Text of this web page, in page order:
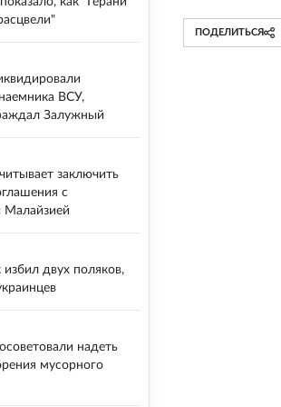
ПОДЕЛИТЬСЯ
ВСУ,
Залужный
заключить
с
Малайзией
избил двух поляков,
надеть
мусорного